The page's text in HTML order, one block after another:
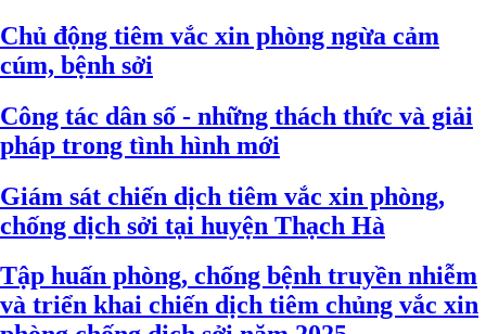
Chủ động tiêm vắc xin phòng ngừa cảm
cúm, bệnh sởi
Công tác dân số - những thách thức và giải
pháp trong tình hình mới
Giám sát chiến dịch tiêm vắc xin phòng,
chống dịch sởi tại huyện Thạch Hà
Tập huấn phòng, chống bệnh truyền nhiễm
và triển khai chiến dịch tiêm chủng vắc xin